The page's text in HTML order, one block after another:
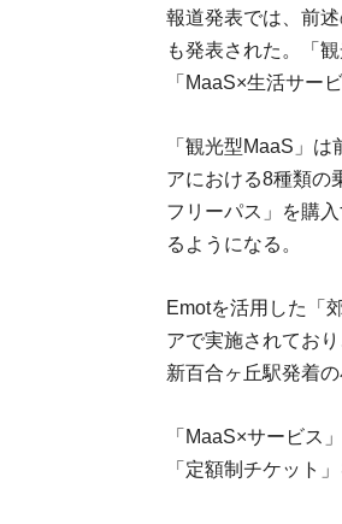
報道発表では、前
も発表された。「
「MaaS×生活サー
「観光型MaaS」
アにおける8種類の
フリーパス」を購
るようになる。
Emotを活用した「
アで実施されてお
新百合ヶ丘駅発着
「MaaS×サービス
「定額制チケット